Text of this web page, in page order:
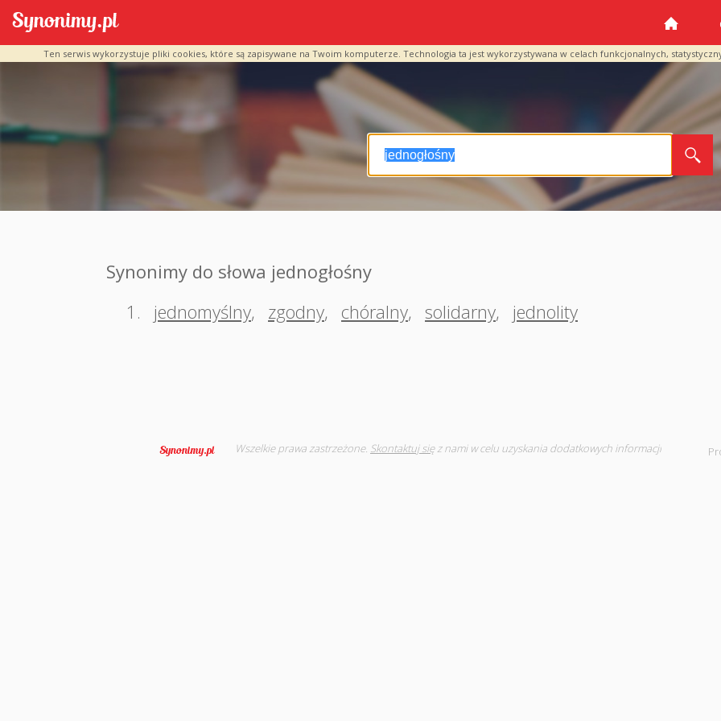
Ten serwis wykorzystuje pliki cookies, które są zapisywane na Twoim komputerze. Technologia ta jest wykorzystywana w celach funkcjonalnych,
Synonimy do słowa jednogłośny
1.
jednomyślny, zgodny, chóralny, solidarny, jednolity
Wszelkie prawa zastrzeżone. Skontaktuj sięz nami w celu uzyskania dodatkowych informacji